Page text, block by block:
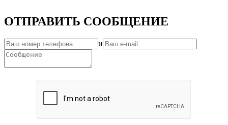
ОТПРАВИТЬ СООБЩЕНИЕ
и